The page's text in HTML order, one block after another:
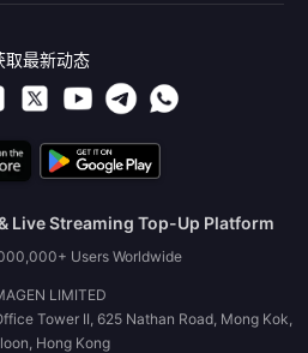
取最新动态
Live Streaming Top-Up Platform
Users Worldwide
LIMITED
Tower II, 625 Nathan Road, Mong Kok,
Hong Kong